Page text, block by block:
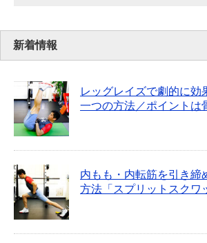
新着情報
レッグレイズで劇的に効
一つの方法／ポイントは
内もも・内転筋を引き締
方法「スプリットスクワ